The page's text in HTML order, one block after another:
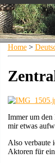
Home >
Immer um den
mir etwas
Also verbaute
Aktoren für